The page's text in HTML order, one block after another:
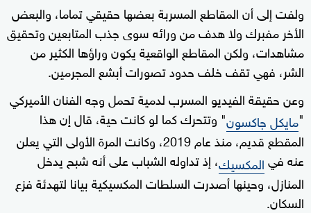
ولفت إلى أن المقاطع المسربة بعضها حقيقي تماما، والبعض
الأخر مفبرك ولا هدف من ورائه سوى جذب المتابعين وتحقيق
مشاهدات، ولكن المقاطع الواقعية يكون وراؤها الكثير من
الشر، فهي تقف خلف حدود تصورات أبشع المجرمين.
وعن حقيقة الفيديو المسرب لدمية تحمل وجه الفنان الأميركي
"مايكل جاكسون" وتتحرك كما لو كانت حية، قال إن هذا
المقطع قديم، منذ عام 2019، وكانت المرة الأولى التي يعلن
عنه فيالمكسيك، إذ تداوله الشباب على أنه شبح يدخل
المنازل، وحينها أصدرت السلطات المكسيكية بيانا لتهدئة فزع
السكان.